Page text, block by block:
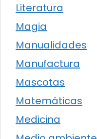
Literatura
Magia
Manualidades
Manufactura
Mascotas
Matemáticas
Medicina